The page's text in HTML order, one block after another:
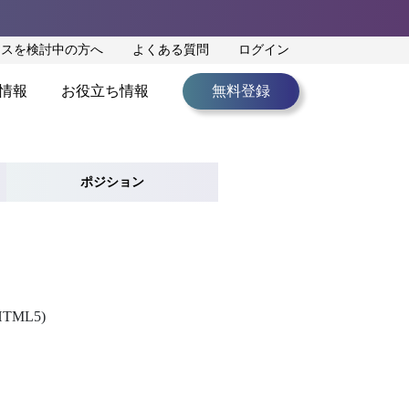
を検討中の方へ よくある質問 ログイン
報 お役立ち情報 無料登録
ポジション